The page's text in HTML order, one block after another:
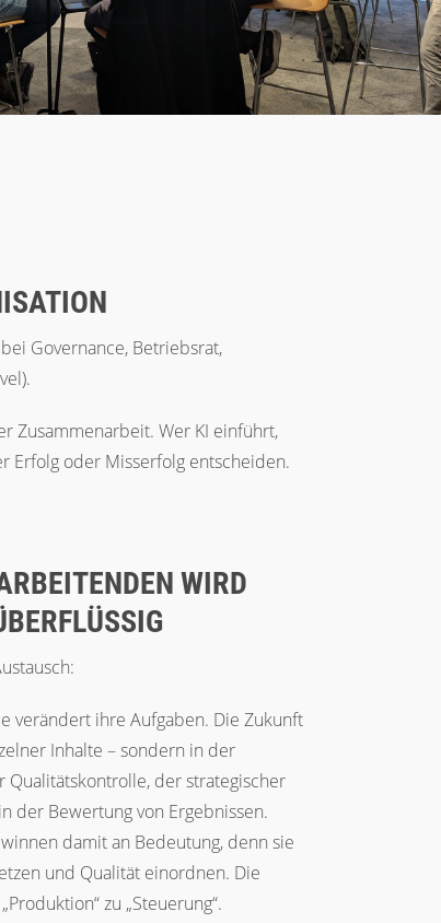
Governance, Betriebsrat,
Zusammenarbeit. Wer KI einführt,
Erfolg oder Misserfolg entscheiden.
WIRD
verändert ihre Aufgaben. Die Zukunft
Inhalte – sondern in der
Qualitätskontrolle, der strategischer
der Bewertung von Ergebnissen.
damit an Bedeutung, denn sie
und Qualität einordnen. Die
zu „Steuerung“.